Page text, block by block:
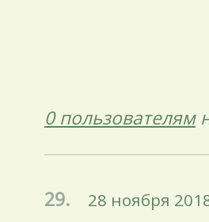
0 пользователям
29. 28 ноября